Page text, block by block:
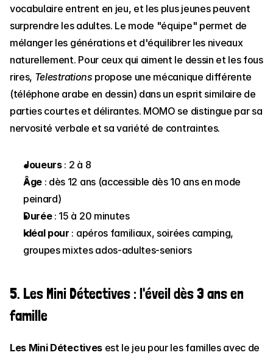
vocabulaire entrent en jeu, et les plus jeunes peuvent
surprendre les adultes. Le mode "équipe" permet de
mélanger les générations et d'équilibrer les niveaux
naturellement. Pour ceux qui aiment le dessin et les fous
rires, Telestrations propose une mécanique différente
(téléphone arabe en dessin) dans un esprit similaire de
parties courtes et délirantes. MOMO se distingue par sa
nervosité verbale et sa variété de contraintes.
Joueurs : 2 à 8
Âge : dès 12 ans (accessible dès 10 ans en mode
peinard)
Durée : 15 à 20 minutes
Idéal pour : apéros familiaux, soirées camping,
groupes mixtes ados-adultes-seniors
5. Les Mini Détectives : l'éveil dès 3 ans en
famille
Les Mini Détectives est le jeu pour les familles avec de